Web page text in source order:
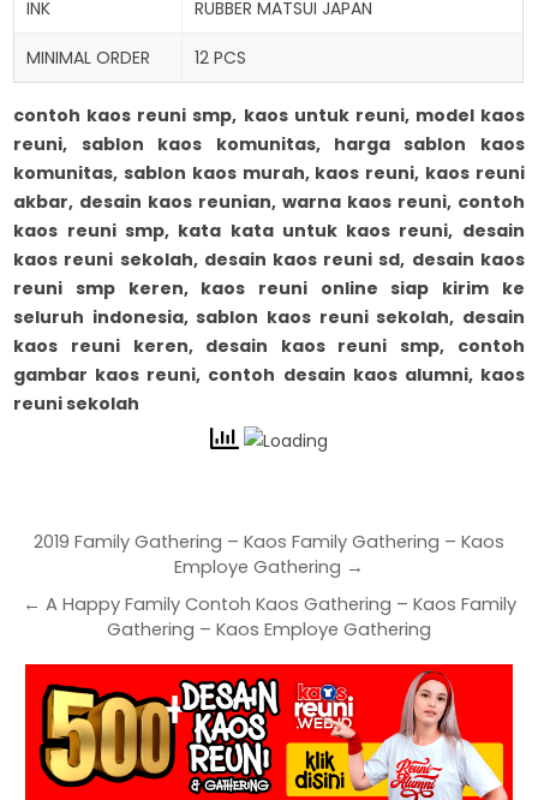
INK RUBBER MATSUI JAPAN
MINIMAL ORDER 12 PCS
contoh kaos reuni smp, kaos untuk reuni, model kaos
reuni, sablon kaos komunitas, harga sablon kaos
komunitas, sablon kaos murah, kaos reuni, kaos reuni
akbar, desain kaos reunian, warna kaos reuni, contoh
kaos reuni smp, kata kata untuk kaos reuni, desain
kaos reuni sekolah, desain kaos reuni sd, desain kaos
reuni smp keren, kaos reuni online siap kirim ke
seluruh indonesia,sablon kaos reuni sekolah, desain
kaos reuni keren, desain kaos reuni smp, contoh
gambar kaos reuni, contoh desain kaos alumni, kaos
reuni sekolah
2019 Family Gathering – Kaos Family Gathering – Kaos
Employe Gathering →
← A Happy Family Contoh Kaos Gathering – Kaos Family
Gathering – Kaos Employe Gathering